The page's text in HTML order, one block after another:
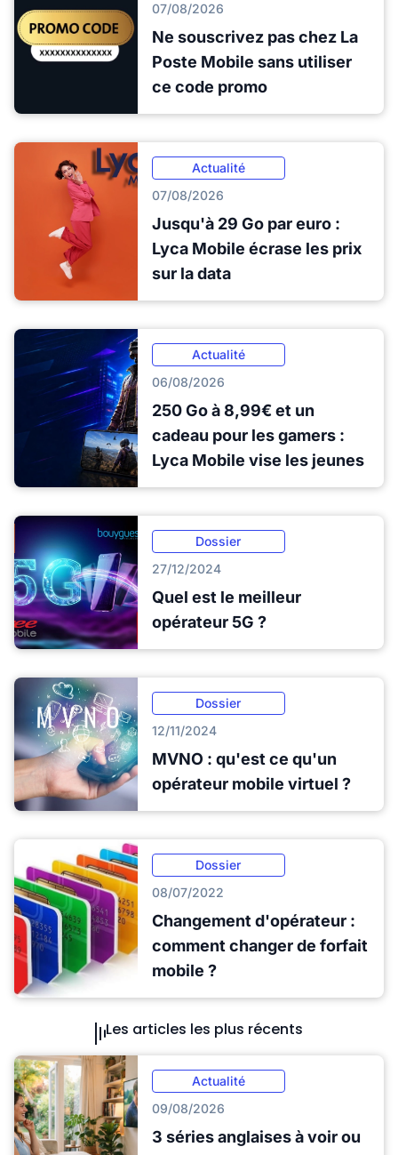
07/08/2026
Ne souscrivez pas chez La
Poste Mobile sans utiliser
ce code promo
Actualité
07/08/2026
Jusqu'à 29 Go par euro :
Lyca Mobile écrase les prix
sur la data
Actualité
06/08/2026
250 Go à 8,99€ et un
cadeau pour les gamers :
Lyca Mobile vise les jeunes
Dossier
27/12/2024
Quel est le meilleur
opérateur 5G ?
Dossier
12/11/2024
MVNO : qu'est ce qu'un
opérateur mobile virtuel ?
Dossier
08/07/2022
Changement d'opérateur :
comment changer de forfait
mobile ?
Les articles les plus récents
Actualité
09/08/2026
3 séries anglaises à voir ou